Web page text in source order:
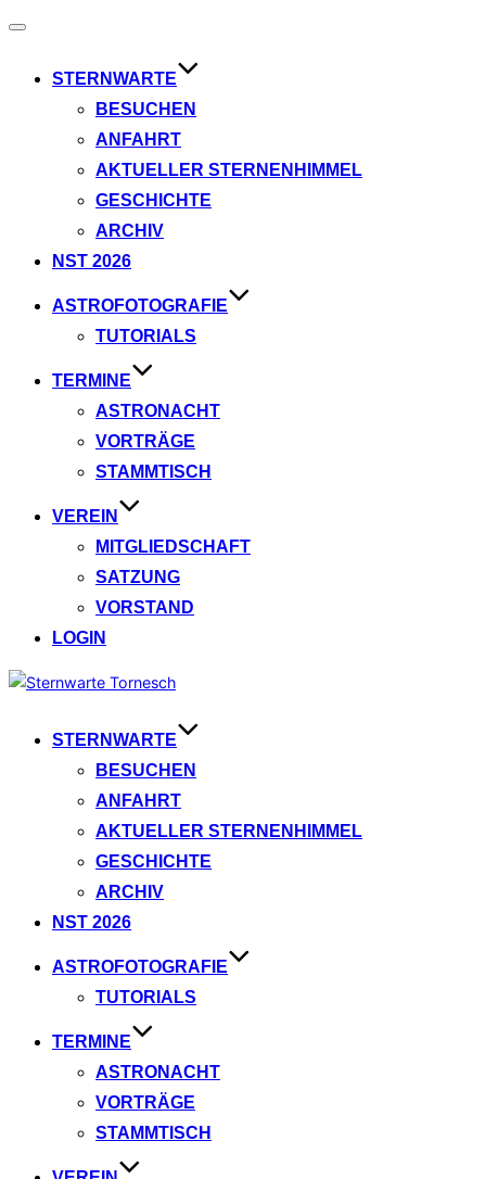
Navigation
STERNWARTE
BESUCHEN
ANFAHRT
AKTUELLER STERNENHIMMEL
GESCHICHTE
ARCHIV
NST 2026
ASTROFOTOGRAFIE
TUTORIALS
TERMINE
ASTRONACHT
VORTRÄGE
STAMMTISCH
VEREIN
MITGLIEDSCHAFT
SATZUNG
VORSTAND
LOGIN
Zum
springenSTERNWARTE
BESUCHEN
ANFAHRT
AKTUELLER STERNENHIMMEL
GESCHICHTE
ARCHIV
NST 2026
ASTROFOTOGRAFIE
TUTORIALS
TERMINE
ASTRONACHT
VORTRÄGE
STAMMTISCH